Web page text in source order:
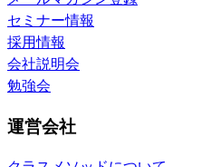
セミナー情報
採用情報
会社説明会
勉強会
運営会社